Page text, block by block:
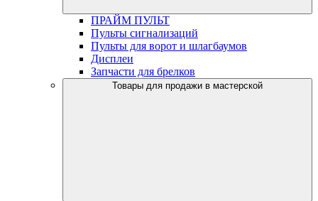
ПРАЙМ ПУЛЬТ
Пульты сигнализаций
Пульты для ворот и шлагбаумов
Дисплеи
Запчасти для брелков
Товары для продажи в мастерской